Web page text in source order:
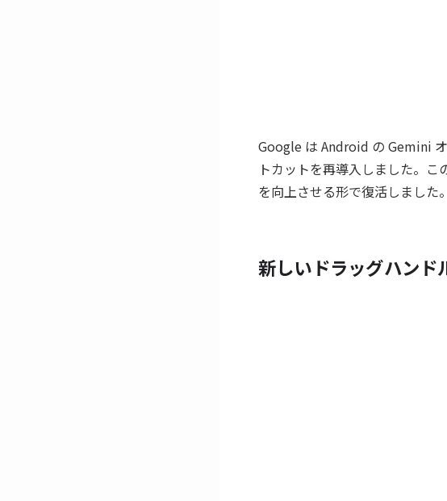
Google は Android の Gemini
トカットを再導入しました。
を向上させる形で復活しました。
新しいドラッグハンド